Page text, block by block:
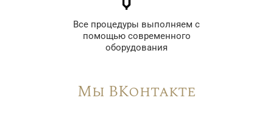
Все процедуры выполняем с
помощью современного
оборудования
Мы ВКонтакте